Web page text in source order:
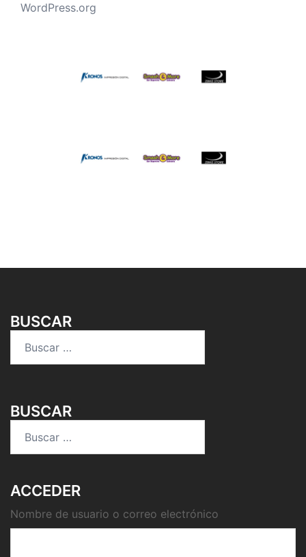
WordPress.org
BUSCAR
BUSCAR
ACCEDER
Nombre de usuario o correo electrónico